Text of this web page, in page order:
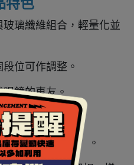
特色
璃纖維組合，輕量化並
位可作調整。
鏡的車友。
、兩頰、頭頂）。